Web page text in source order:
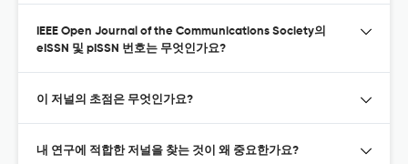
IEEE Open Journal of the Communications Society의
eISSN 및 pISSN 번호는 무엇인가요?
이 저널의 초점은 무엇인가요?
내 연구에 적합한 저널을 찾는 것이 왜 중요한가요?